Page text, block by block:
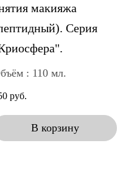
макияжа
Серия
: 110 мл.
руб.
В корзину